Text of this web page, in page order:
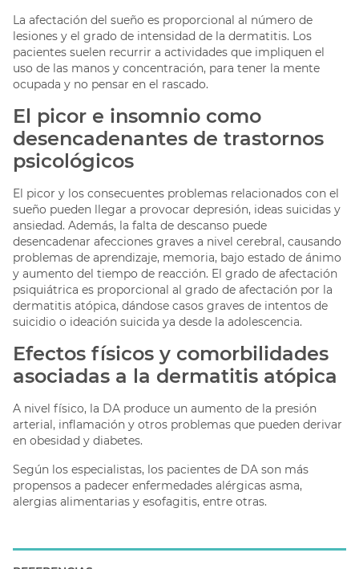
La afectación del sueño es proporcional al número de
lesiones y el grado de intensidad de la dermatitis. Los
pacientes suelen recurrir a actividades que impliquen el
uso de las manos y concentración, para tener la mente
ocupada y no pensar en el rascado.
El picor e insomnio como
desencadenantes de trastornos
psicológicos
El picor y los consecuentes problemas relacionados con el
sueño pueden llegar a provocar depresión, ideas suicidas y
ansiedad. Además, la falta de descanso puede
desencadenar afecciones graves a nivel cerebral, causando
problemas de aprendizaje, memoria, bajo estado de ánimo
y aumento del tiempo de reacción. El grado de afectación
psiquiátrica es proporcional al grado de afectación por la
dermatitis atópica, dándose casos graves de intentos de
suicidio o ideación suicida ya desde la adolescencia.
Efectos físicos y comorbilidades
asociadas a la dermatitis atópica
A nivel físico, la DA produce un aumento de la presión
arterial, inflamación y otros problemas que pueden derivar
en obesidad y diabetes.
Según los especialistas, los pacientes de DA son más
propensos a padecer enfermedades alérgicas asma,
alergias alimentarias y esofagitis, entre otras.